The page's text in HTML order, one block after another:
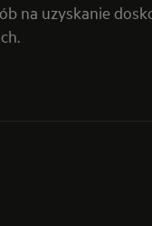
na uzyskanie